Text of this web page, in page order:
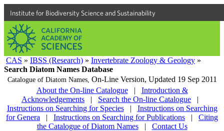
Institute for Biodiversity Science and Sustainability
CAS » IBSS (Research) » Invertebrate Zoology & Geology »
Search Diatom Names Database
Catalogue of Diatom Names, On-Line Version, Updated 19 Sep 2011
About the On-line Catalogue
|
Introduction &
Acknowledgements
| Search the On-line Catalogue
|
Instructions on Searching for Species
|
Instructions on Searching
for Genera
| Instructions on Searching for Publications |
Citing
the Catalogue of Diatom Names
| Contact Us